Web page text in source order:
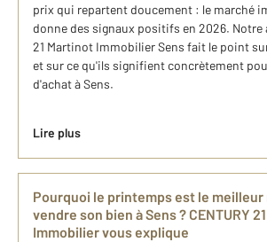
prix qui repartent doucement : le marché
donne des signaux positifs en 2026. Notre
21 Martinot Immobilier Sens fait le point
et sur ce qu'ils signifient concrètement
d'achat à Sens.
Lire plus
Pourquoi le printemps est le
vendre son bien à Sens ? CENTURY
Immobilier vous explique